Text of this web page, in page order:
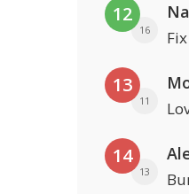
12
16
13
11
14
13